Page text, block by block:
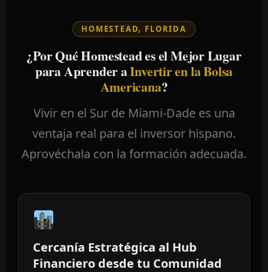
HOMESTEAD, FLORIDA
¿Por Qué Homestead es el Mejor Lugar
para Aprender aInvertir en la Bolsa
Americana?
Vivir en el Sur de Miami-Dade es una
ventaja real para el inversor hispano.
Aprovéchala con la formación adecuada.
Cercanía Estratégica al Hub
Financiero desde tu Comunidad